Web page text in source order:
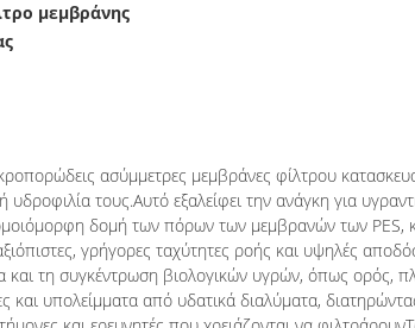
μεμβράνης
ασύμμετρες μεμβράνες φίλτρου
τους.Αυτό εξαλείφει την ανάγκη για
δομή των πόρων των μεμβρανών των
γρήγορες ταχύτητες ροής και υψηλές
και τη συγκέντρωση βιολογικών υγρών, όπως ορός,
και υπολείμματα από υδατικά διαλύματα,